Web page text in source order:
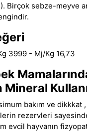
Birçok sebze-meyve
3999 - Mj/Kg 16,73
Mineral
bakım ve dikkkat
rezervleri
evcil hayvanın